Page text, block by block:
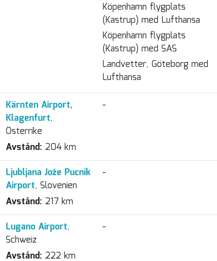
Köpenhamn flygplats
(Kastrup) med Lufthansa
Köpenhamn flygplats
(Kastrup) med SAS
Landvetter, Göteborg med
Lufthansa
Kärnten Airport,
Klagenfurt,
Österrike
Avstånd: 204 km
-
Ljubljana Jože Pucnik
Airport, Slovenien
Avstånd: 217 km
-
Lugano Airport,
Schweiz
Avstånd: 222 km
-